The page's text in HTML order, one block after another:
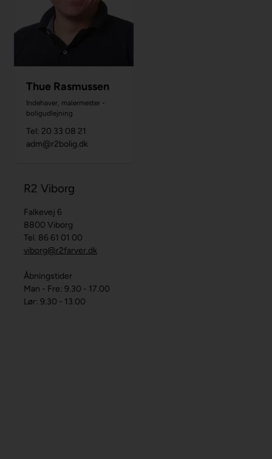
Thue Rasmussen
Indehaver, malermester -
boligudlejning
Tel: 20 33 08 21
adm@r2bolig.dk
R2 Viborg
Falkevej 6
8800 Viborg
Tel. 86 61 01 00
viborg@r2farver.dk
Åbningstider
Man - Fre: 9.30 - 17.00
Lør: 9.30 - 13.00